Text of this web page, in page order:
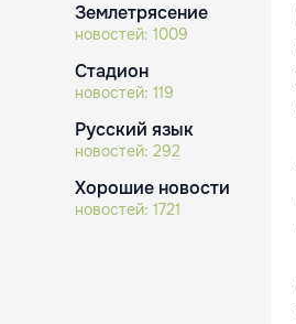
Землетрясение
новостей: 1009
Стадион
новостей: 119
Русский язык
новостей: 292
Хорошие новости
новостей: 1721